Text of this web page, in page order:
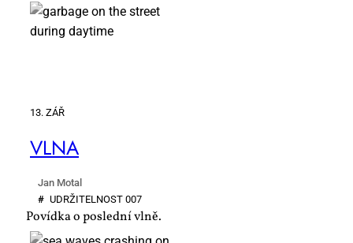
13. ZÁŘ
VL­NA
Jan Motal
# UDR­ŽI­TEL­NOST 007
Povídka o poslední vlně.